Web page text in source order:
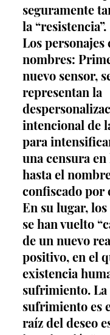
seguramente
la “resistencia”.
Los personajes
nombres:
nuevo sensor,
representan la
intencional de
para
una censura en
hasta el
confiscado por
En su lugar,
se han vuelto
de un nuevo
positivo, en el
existencia
sufrimiento. La
sufrimiento es
raíz del deseo